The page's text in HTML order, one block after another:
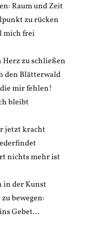
Raum und Zeit
zu rücken
mich frei
Herz zu schließen
den Blätterwald
mir fehlen!
bleibt
jetzt kracht
nichts mehr ist
in der Kunst
bewegen:
Gebet…